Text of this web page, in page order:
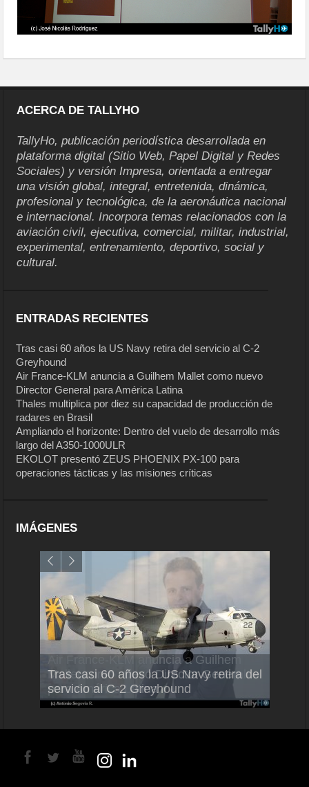
ACERCA DE TALLYHO
TallyHo, publicación periodística desarrollada en
plataforma digital (Sitio Web, Papel Digital y Redes
Sociales) y versión Impresa, orientada a entregar
una visión global, integral, entretenida, dinámica,
profesional y tecnológica, de la aeronáutica nacional
e internacional. Incorpora temas relacionados con la
aviación civil, ejecutiva, comercial, militar, industrial,
experimental, entrenamiento, deportivo, social y
cultural.
ENTRADAS RECIENTES
Tras casi 60 años la US Navy retira del servicio al C-2
Greyhound
Air France-KLM anuncia a Guilhem Mallet como nuevo
Director General para América Latina
Thales multiplica por diez su capacidad de producción de
radares en Brasil
Ampliando el horizonte: Dentro del vuelo de desarrollo más
largo del A350-1000ULR
EKOLOT presentó ZEUS PHOENIX PX-100 para
operaciones tácticas y las misiones críticas
IMÁGENES
Tras casi 60 años la US Navy retira del
servicio al C-2 Greyhound
Air France-KLM anuncia a Guilhem
Mallet como nuevo Director General
para América Latina